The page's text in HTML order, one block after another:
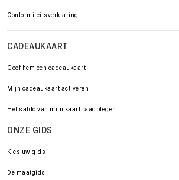
Conformiteitsverklaring
CADEAUKAART
Geef hem een cadeaukaart
Mijn cadeaukaart activeren
Het saldo van mijn kaart raadplegen
ONZE GIDS
Kies uw gids
De maatgids